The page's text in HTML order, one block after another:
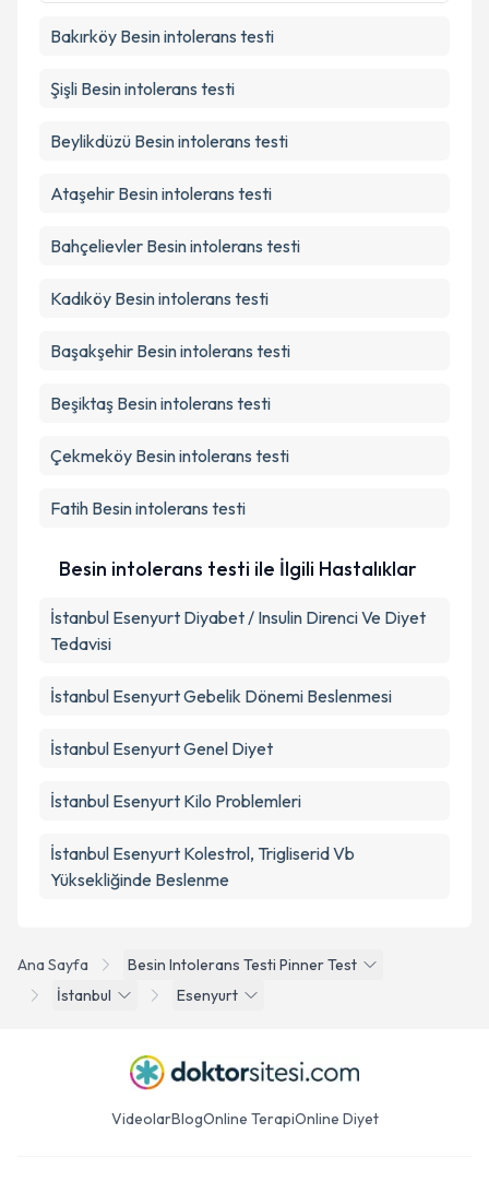
Ana Sayfa
Besin Intolerans Testi Pinner Test
İstanbul
Esenyurt
Bakırköy Besin intolerans testi
Şişli Besin intolerans testi
Beylikdüzü Besin intolerans testi
Ataşehir Besin intolerans testi
Bahçelievler Besin intolerans testi
Kadıköy Besin intolerans testi
Başakşehir Besin intolerans testi
Beşiktaş Besin intolerans testi
Çekmeköy Besin intolerans testi
Fatih Besin intolerans testi
Besin intolerans testi ile İlgili Hastalıklar
İstanbul Esenyurt Diyabet / Insulin Direnci Ve Diyet
Tedavisi
İstanbul Esenyurt Gebelik Dönemi Beslenmesi
İstanbul Esenyurt Genel Diyet
İstanbul Esenyurt Kilo Problemleri
İstanbul Esenyurt Kolestrol, Trigliserid Vb
Yüksekliğinde Beslenme
VideolarBlogOnline TerapiOnline Diyet